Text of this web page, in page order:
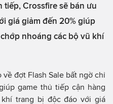
tiếp, Crossfire sẽ bán ưu
giá giảm đến 20% giúp
nhoáng các bộ vũ khí
đợt Flash Sale bất ngờ chỉ
game thủ tiếp cận hàng
trang bị độc đáo với giá